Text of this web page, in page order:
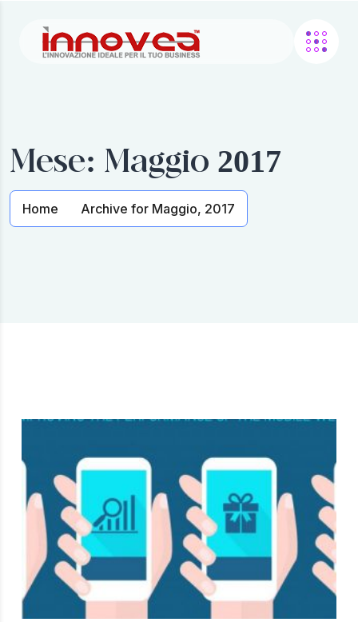
Mese: Maggio 2017
Home Archive for Maggio, 2017